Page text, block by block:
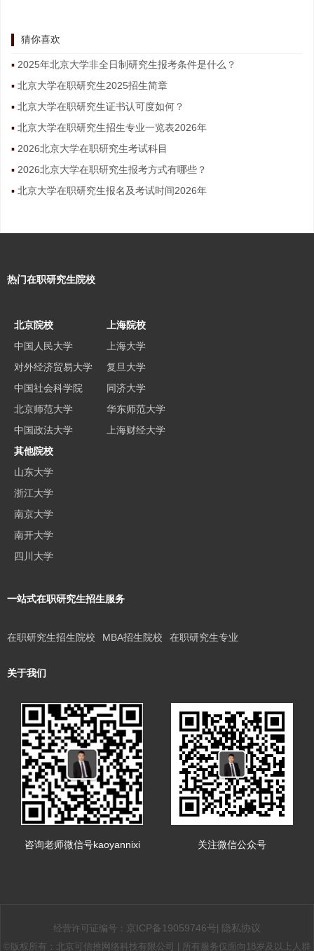
猜你喜欢
2025年北京大学非全日制研究生报考条件是什么？
北京大学在职研究生2025招生简章
北京大学在职研究生证书认可度如何？
北京大学在职研究生招生专业一览表2026年
2026北京大学在职研究生考试科目
2026北京大学在职研究生报考方式有哪些？
北京大学在职研究生报名及考试时间2026年
热门在职研究生院校
北京院校
中国人民大学
对外经济贸易大学
中国社会科学院
北京师范大学
中国政法大学
上海院校
上海大学
复旦大学
同济大学
华东师范大学
上海财经大学
其他院校
山东大学
浙江大学
南京大学
南开大学
四川大学
一站式在职研究生招生服务
在职研究生招生院校 MBA招生院校 在职研究生专业
关于我们
咨询老师微信号kaoyannixi 关注微信公众号
经营许可证编号： 京ICP备19059746号 隐私协议
©版权所有：北京可信推网络科技有限公司 | 所有服务仅面向18岁及以上人群